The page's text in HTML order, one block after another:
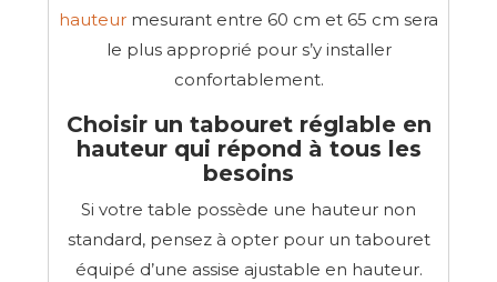
hauteur mesurant entre 60 cm et 65 cm sera
le plus approprié pour s’y installer
confortablement.
Choisir un tabouret réglable en
hauteur qui répond à tous les
besoins
Si votre table possède une hauteur non
standard, pensez à opter pour un tabouret
équipé d’une assise ajustable en hauteur.